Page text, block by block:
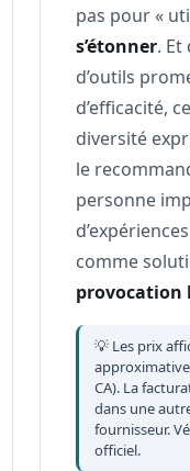
pas pour «
s’étonner.
d’outils
d’efficacité,
diversité
le
personne
comme
provocation
💡 Les prix
CA). La
dans une
fournisseur.
officiel.